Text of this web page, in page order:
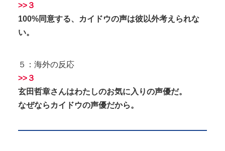
>>３
100%同意する、カイドウの声は彼以外考えられな
い。
５：海外の反応
>>３
玄田哲章さんはわたしのお気に入りの声優だ。
なぜならカイドウの声優だから。